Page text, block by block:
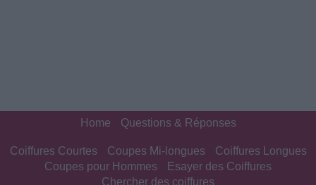
Home Questions & Réponses
Coiffures Courtes Coupes Mi-longues
Coiffures Longues
Coupes pour Hommes
Esayer des Coiffures
Chercher des coiffures